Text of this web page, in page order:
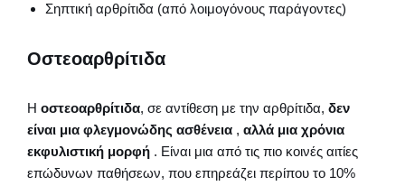
Σηπτική αρθρίτιδα (από λοιμογόνους παράγοντες)
Οστεοαρθρίτιδα
Η οστεοαρθρίτιδα, σε αντίθεση με την αρθρίτιδα, δεν
είναι μια φλεγμονώδης ασθένεια , αλλά μια χρόνια
εκφυλιστική μορφή . Είναι μια από τις πιο κοινές αιτίες
επώδυνων παθήσεων, που επηρεάζει περίπου το 10%